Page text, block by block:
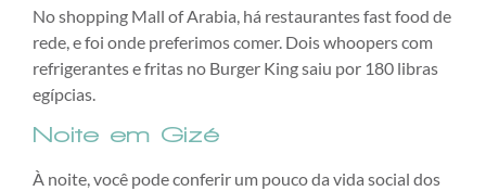
No shopping Mall of Arabia, há restaurantes fast food de
rede, e foi onde preferimos comer. Dois whoopers com
refrigerantes e fritas no Burger King saiu por 180 libras
egípcias.
Noite em Gizé
À noite, você pode conferir um pouco da vida social dos